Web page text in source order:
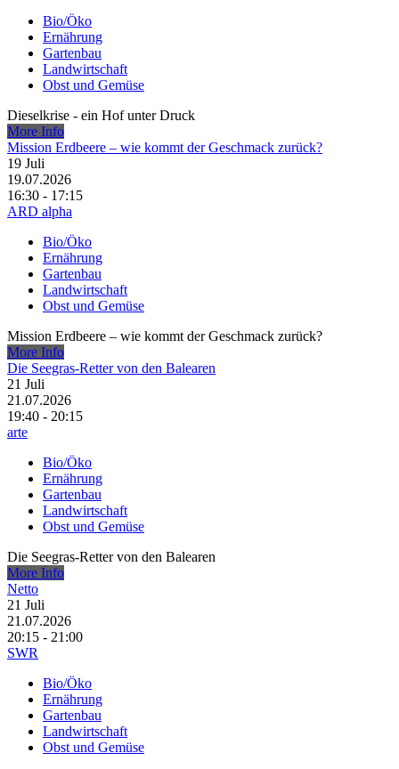
Bio/Öko
Ernährung
Gartenbau
Landwirtschaft
Obst und Gemüse
Dieselkrise - ein Hof unter Druck
More Info
Mission Erdbeere – wie kommt der Geschmack zurück?
19 Juli
19.07.2026
16:30 - 17:15
ARD alpha
Bio/Öko
Ernährung
Gartenbau
Landwirtschaft
Obst und Gemüse
Mission Erdbeere – wie kommt der Geschmack zurück?
More Info
Die Seegras-Retter von den Balearen
21 Juli
21.07.2026
19:40 - 20:15
arte
Bio/Öko
Ernährung
Gartenbau
Landwirtschaft
Obst und Gemüse
Die Seegras-Retter von den Balearen
More Info
Netto
21 Juli
21.07.2026
20:15 - 21:00
SWR
Bio/Öko
Ernährung
Gartenbau
Landwirtschaft
Obst und Gemüse